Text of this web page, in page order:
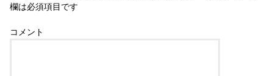
欄は必須項目です
コメント